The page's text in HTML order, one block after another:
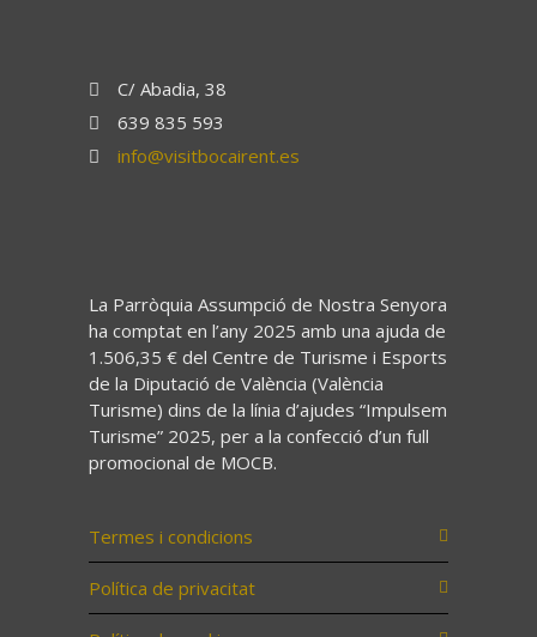
C/ Abadia, 38
639 835 593
info@visitbocairent.es
La Parròquia Assumpció de Nostra Senyora
ha comptat en l’any 2025 amb una ajuda de
1.506,35 € del Centre de Turisme i Esports
de la Diputació de València (València
Turisme) dins de la línia d’ajudes “Impulsem
Turisme” 2025, per a la confecció d’un full
promocional de MOCB.
Termes i condicions
Política de privacitat